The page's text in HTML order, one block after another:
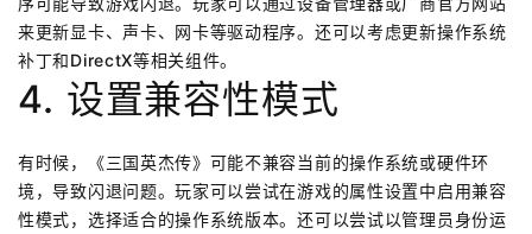
来更新显卡、声卡、网卡等驱动程序。还可以考虑更新操作系统
补丁和DirectX等相关组件。
4. 设置兼容性模式
有时候，《三国英杰传》可能不兼容当前的操作系统或硬件环
境，导致闪退问题。玩家可以尝试在游戏的属性设置中启用兼容
性模式，选择适合的操作系统版本。还可以尝试以管理员身份运